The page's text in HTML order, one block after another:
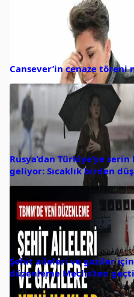
Cansever’in cenaze töreni
Rusya’dan Türkiye’ye serin
geliyor: Sıcaklık birden
Şehit aileleri ve gaziler
düzenleme Meclis’ten geçti